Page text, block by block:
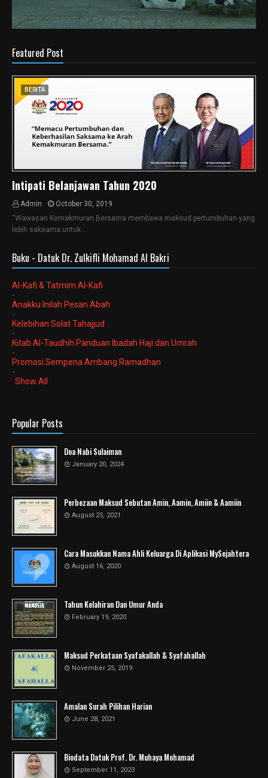
Featured Post
BERITA
Intipati Belanjawan Tahun 2020
Admin
October 30, 2019
“Wawasan Kemakmuran Bersama membawa maksud pertumbuhan yang
lebih saksama untuk…
Buku - Datuk Dr. Zulkifli Mohamad Al Bakri
Al-Kafi & Tatmim Al-Kafi
-
Anakku Inilah Pesan Abah
-
Kelebihan Solat Tahajjud
-
Kitab Al-Taudhih Panduan Ibadah Haji dan Umrah
-
Promosi Sempena Ambang Ramadhan
-
Show All
Popular Posts
Doa Nabi Sulaiman
January 20, 2024
Perbezaan Maksud Sebutan Amin, Aamin, Amiin & Aamiin
August 25, 2021
Cara Masukkan Nama Ahli Keluarga Di Aplikasi MySejahtera
August 16, 2020
Tahun Kelahiran Dan Umur Anda
February 19, 2020
Maksud Perkataan Syafakallah & Syafahallah
November 25, 2019
Amalan Surah Pilihan Harian
June 28, 2021
Biodata Datuk Prof. Dr. Muhaya Mohamad
September 11, 2023